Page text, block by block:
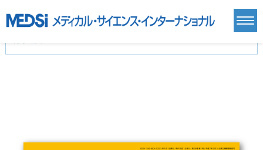
基礎医学(93)
基礎医学関連科学(80)
自然科学(25)